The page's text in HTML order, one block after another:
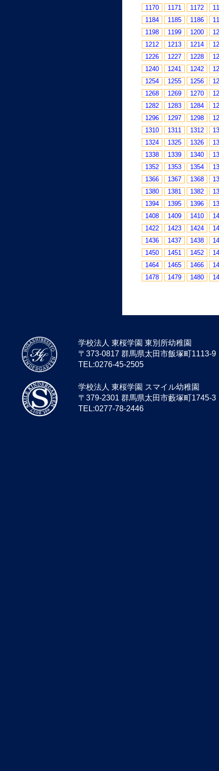
1170
1171 1172
1184
1185 1186
1198
1199 1200
1212
1213 1214
1226
1227 1228
1240
1241 1242
1254
1255 1256
1268
1269 1270
1282
1283 1284
1296
1297 1298
1310
1311 1312
1324
1325 1326
1338
1339 1340
1352
1353 1354
1366
1367 1368
1380
1381 1382
1394
1395 1396
1408
1409 1410
1422
1423 1424
1436
1437 1438
1450
1451 1452
1464
1465 1466
1478
1479 1480
学校法人 東桜学園 東別所幼稚園
〒373-0817 群馬県太田市飯塚町1113-9
TEL:0276-45-2505
学校法人 東桜学園 スマイル幼稚園
〒379-2301 群馬県太田市藪塚町1745-3
TEL:0277-78-2446